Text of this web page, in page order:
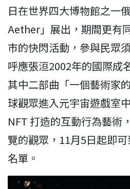
日在世界四大博物館之一
Aether」展出，期間更有
市的快閃活動，參與民眾
呼應張洹2002年的國際成
其中二部曲「一個藝術家
球觀眾進入元宇宙遊戲室
NFT 打造的互動行為藝術
覽的觀眾，11月5日起即
名單。